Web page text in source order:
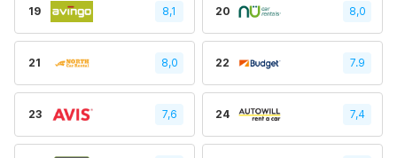
19 8,1 20 8,0
21 8,0 22 7.9
23 7,6 24 7,4